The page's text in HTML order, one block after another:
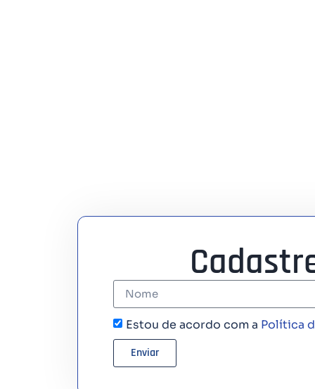
Estou de acordo com a Política
Enviar